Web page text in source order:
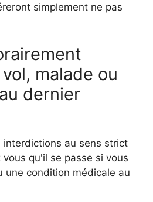
simplement ne pas
malade ou
dernier
interdictions au sens strict
qu'il se passe si vous
une condition médicale au